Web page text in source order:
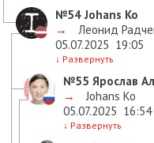
№54Johans Ko
→
Леонид
05.07.2025 19:05
↓ Развернуть
№55 Ярослав
→
Johans Ko
05.07.2025 16:54
↓ Развернуть